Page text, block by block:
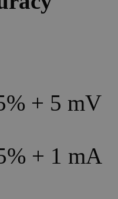
+ 5 mV
+ 1 mA